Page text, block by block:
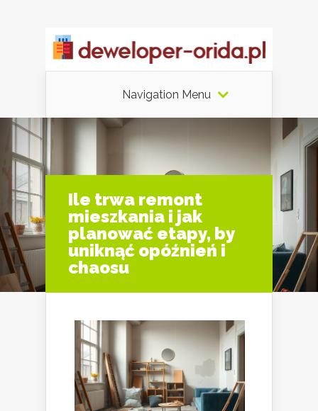
Navigation Menu
Ile trwa remont
mieszkania i jak
planować etapy, by
uniknąć opóźnień i
chaosu